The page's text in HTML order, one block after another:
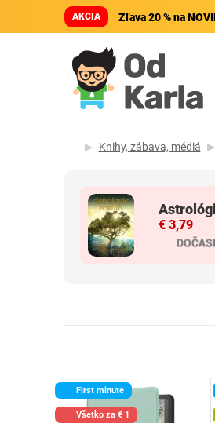
AKCIA Zľava 20 % na
Knihy, zábava, médiá
€ 3,79
First minute
Všetko za € 1